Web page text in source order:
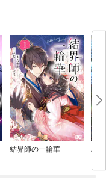
結界師の一輪華
バ
今